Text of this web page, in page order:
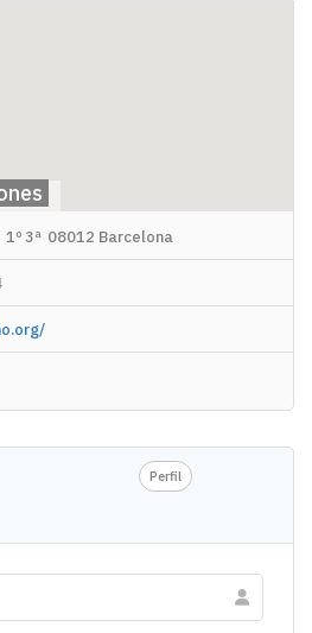
3ª 08012 Barcelona
Perfil